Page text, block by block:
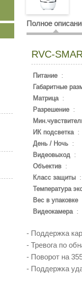
Полное
RVC-
Питание :
Габаритные
Матрица:
Разрешение :
ИК подсветка:
День / Ночь :
Видеовыход :
Объектив :
Класс защиты
Температура
Вес в упаковке
Видеокамера:
- Поддержка
- Тревога по
- Поворот на
- Поддержка